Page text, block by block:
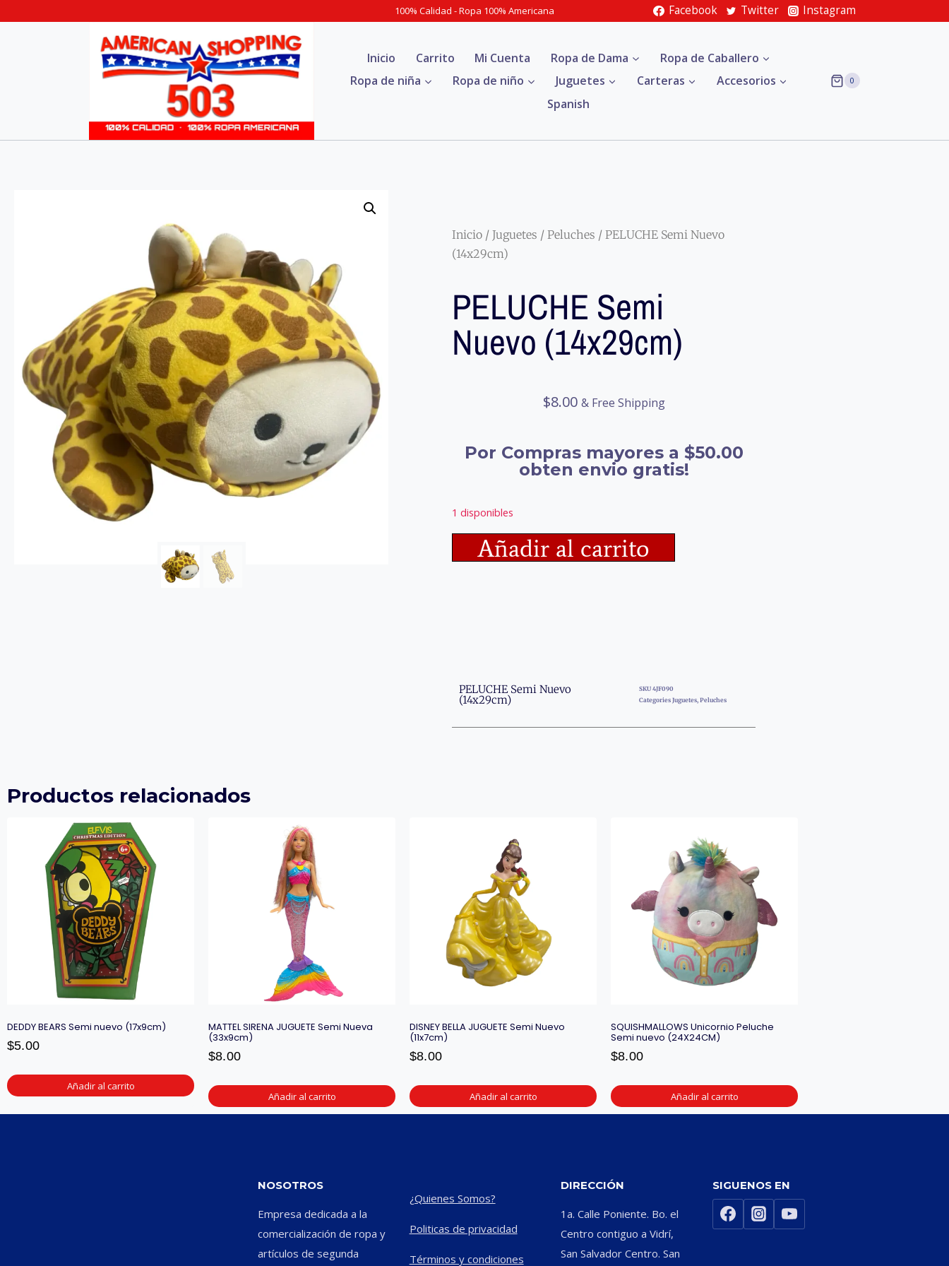
100% Calidad - Ropa 100% Americana Facebook Twitter Instagram
Inicio Carrito Mi Cuenta Ropa de Dama
Ropa de Caballero
Ropa de niña
Ropa de niño Juguetes Carteras
Accesorios
Spanish
0
Inicio / Juguetes / Peluches / PELUCHE Semi Nuevo
(14x29cm)
PELUCHE Semi
Nuevo (14x29cm)
$8.00 & Free Shipping
Por Compras mayores a $50.00
obten envio gratis!
1 disponibles
Añadir al carrito
PELUCHE Semi Nuevo
(14x29cm)
SKU 4JF090
Categories Juguetes, Peluches
Productos relacionados
DEDDY BEARS Semi nuevo (17x9cm)
$5.00
Añadir al carrito
MATTEL SIRENA JUGUETE Semi Nueva
(33x9cm)
$8.00
Añadir al carrito
DISNEY BELLA JUGUETE Semi Nuevo
(11x7cm)
$8.00
Añadir al carrito
SQUISHMALLOWS Unicornio Peluche
Semi nuevo (24X24CM)
$8.00
Añadir al carrito
NOSOTROS
Empresa dedicada a la
comercialización de ropa y
artículos de segunda
¿Quienes Somos?
Politicas de privacidad
Términos y condiciones
DIRECCIÓN
1a. Calle Poniente. Bo. el
Centro contiguo a Vidrí,
San Salvador Centro. San
SIGUENOS EN